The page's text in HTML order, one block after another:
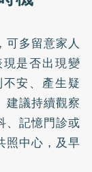
可多留意家人
是否出現變
安、產生疑
建議持續觀察
、記憶門診或
照中心，及早